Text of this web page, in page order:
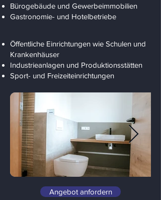
Bürogebäude und Gewerbeimmobilien
Gastronomie- und Hotelbetriebe
Öffentliche Einrichtungen wie Schulen und
Krankenhäuser
Industrieanlagen und Produktionsstätten
Sport- und Freizeiteinrichtungen
Angebot anfordern